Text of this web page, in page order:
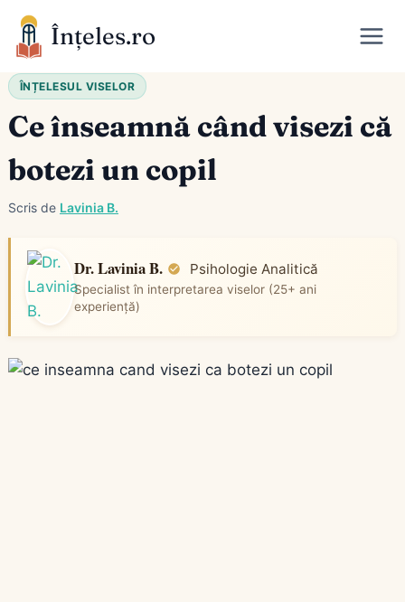
Skip
content
Înțeles.ro
ÎNȚELESUL VISELOR
Ce înseamnă când visezi că
botezi un copil
Scris de Lavinia B.
Dr. Lavinia B. Psihologie Analitică
Specialist în interpretarea viselor (25+ ani
experiență)